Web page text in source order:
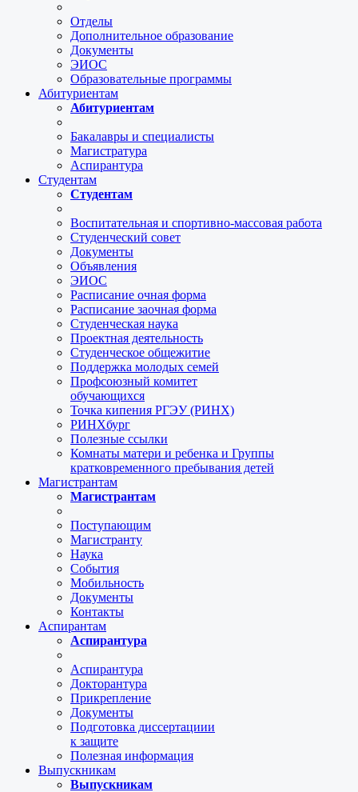
Отделы
Дополнительное образование
Документы
ЭИОС
Образовательные программы
Абитуриентам
Абитуриентам
Бакалавры и специалисты
Магистратура
Аспирантура
Студентам
Студентам
Воспитательная и спортивно-массовая работа
Студенческий совет
Документы
Объявления
ЭИОС
Расписание очная форма
Расписание заочная форма
Студенческая наука
Проектная деятельность
Студенческое общежитие
Поддержка молодых семей
Профсоюзный комитет
обучающихся
Точка кипения РГЭУ (РИНХ)
РИНХбург
Полезные ссылки
Комнаты матери и ребенка и Группы
кратковременного пребывания детей
Магистрантам
Магистрантам
Поступающим
Магистранту
Наука
События
Мобильность
Документы
Контакты
Аспирантам
Аспирантура
Аспирантура
Докторантура
Прикрепление
Документы
Подготовка диссертациии
к защите
Полезная информация
Выпускникам
Выпускникам